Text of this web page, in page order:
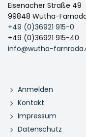
Eisenacher Straße 49
99848 Wutha-
+49 (0)36921 915-0
+49 (0)36921 915-40
info@wutha-
Anmelden
Kontakt
Impressum
Datenschutz